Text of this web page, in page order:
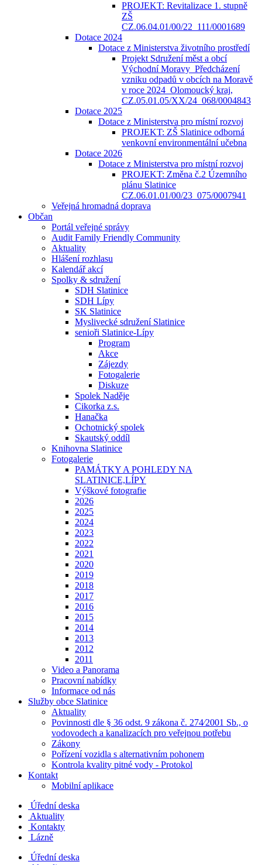
PROJEKT: Revitalizace 1. stupně
ZŠ
CZ.06.04.01/00/22_111/0001689
Dotace 2024
Dotace z Ministerstva životního prostředí
Projekt Sdružení měst a obcí
Východní Moravy_Předcházení
vzniku odpadů v obcích na Moravě
v roce 2024_Olomoucký kraj,
CZ.05.01.05/XX/24_068/0004843
Dotace 2025
Dotace z Ministerstva pro místní rozvoj
PROJEKT: ZŠ Slatinice odborná
venkovní environmentální učebna
Dotace 2026
Dotace z Ministerstva pro místní rozvoj
PROJEKT: Změna č.2 Územního
plánu Slatinice
CZ.06.01.01/00/23_075/0007941
Veřejná hromadná doprava
Občan
Portál veřejné správy
Audit Family Friendly Community
Aktuality
Hlášení rozhlasu
Kalendář akcí
Spolky & sdružení
SDH Slatinice
SDH Lípy
SK Slatinice
Myslivecké sdružení Slatinice
senioři Slatinice-Lípy
Program
Akce
Zájezdy
Fotogalerie
Diskuze
Spolek Naděje
Cikorka z.s.
Hanačka
Ochotnický spolek
Skautský oddíl
Knihovna Slatinice
Fotogalerie
PAMÁTKY A POHLEDY NA
SLATINICE,LÍPY
Výškové fotografie
2026
2025
2024
2023
2022
2021
2020
2019
2018
2017
2016
2015
2014
2013
2012
2011
Video a Panorama
Pracovní nabídky
Informace od nás
Služby obce Slatinice
Aktuality
Povinnosti dle § 36 odst. 9 zákona č. 274⁄2001 Sb., o
vodovodech a kanalizacích pro veřejnou potřebu
Zákony
Pořízení vozidla s alternativním pohonem
Kontrola kvality pitné vody - Protokol
Kontakt
Mobilní aplikace
Úřední deska
Aktuality
Kontakty
Lázně
Úřední deska